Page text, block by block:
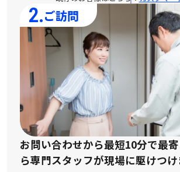
2.ご訪問
お問い合わせから最短10分で最
ら専門スタッフが現場に駆けつ